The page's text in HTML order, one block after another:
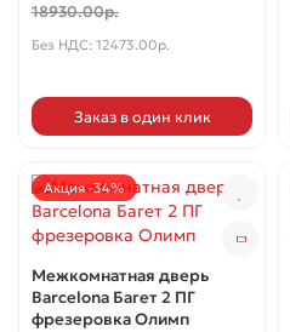
18930.00р.
Без НДС: 12473.00р.
Заказ в один клик
Акция -34%
Межкомнатная дверь
Barcelona Багет 2 ПГ
фрезеровка Олимп